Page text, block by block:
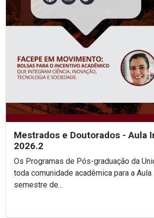
Mestrados e Doutorados - Aula
2026.2
Os Programas de Pós-graduação da
toda comunidade acadêmica para a Aula
semestre de...